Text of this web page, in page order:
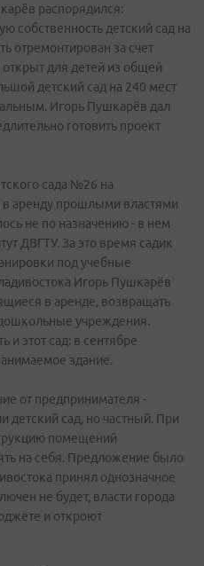
распорядился:
собственность детский сад на
отремонтирован за счет
для детей из общей
детский сад на 240 мест
Игорь Пушкарёв дал
готовить проект
сада №26 на
аренду прошлыми властями
не по назначению - в нем
ДВГТУ. За это время садик
под учебные
Игорь Пушкарёв
в аренде, возвращать
учреждения.
и этот сад: в сентябре
здание.
от предпринимателя -
детский сад, но частный. При
помещений
на себя. Предложение было
принял однозначное
не будет, власти города
и откроют